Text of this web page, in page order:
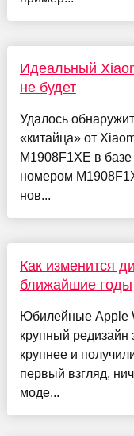
Идеальный
не будет
Удалось
«китайца» от
M1908F1XE в
номером
нов...
Как изменится
ближайшие годы
Юбилейные Apple
крупный редизайн
крупнее и
первый взгляд,
моде...